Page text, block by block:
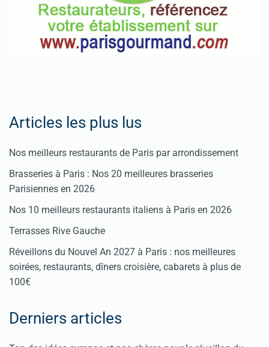
Articles les plus lus
Nos meilleurs restaurants de Paris par arrondissement
Brasseries à Paris : Nos 20 meilleures brasseries
Parisiennes en 2026
Nos 10 meilleurs restaurants italiens à Paris en 2026
Terrasses Rive Gauche
Réveillons du Nouvel An 2027 à Paris : nos meilleures
soirées, restaurants, dîners croisière, cabarets à plus de
100€
Derniers articles